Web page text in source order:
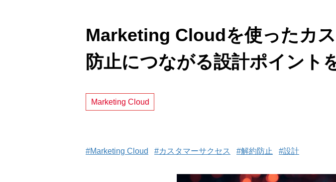
Marketing Cloudを使ったカ
防止につながる設計ポイント
Marketing Cloud
#Marketing Cloud #カスタマーサクセス #解約防止 #設計